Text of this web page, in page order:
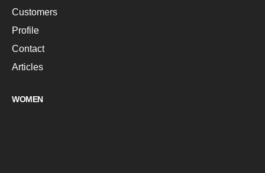
Customers
Profile
Contact
Articles
WOMEN